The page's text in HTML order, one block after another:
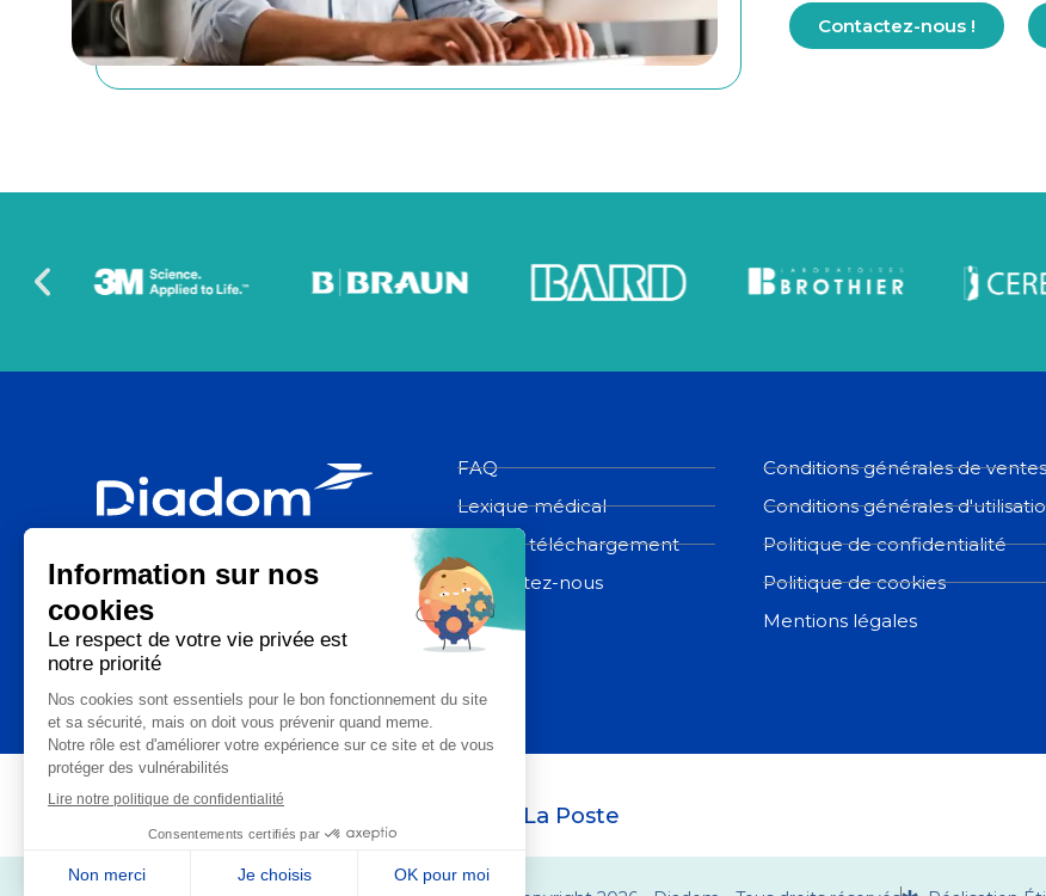
Contactez-nous !
Poste
FAQ
Lexique médical
Espace téléchargement
Contactez-nous
Conditions générales de ventes
Conditions générales
Politique de confidentialité
Politique de cookies
Mentions légales
La Poste Santé & Autonomie,
un ensemble d’expertises du groupe La Poste